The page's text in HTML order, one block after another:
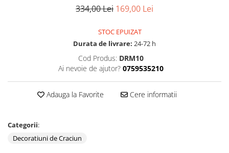
Motoare termice
Articole sanitare
Coloane dus
334,00 Lei 169,00 Lei
STOC EPUIZAT
Durata de livrare: 24-72 h
Cod Produs: DRM10
Ai nevoie de ajutor? 0759535210
Adauga la Favorite Cere informatii
Categorii:
Decoratiuni de Craciun